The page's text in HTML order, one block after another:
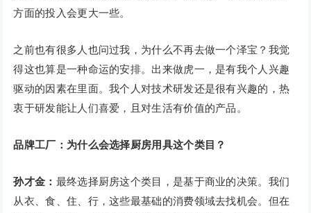
方面的投入会更大一些。
之前也有很多人也问过我，为什么不再去做一个泽宝？我觉
得这也算是一种命运的安排。出来做虎一，是有我个人兴趣
驱动的因素在里面。我个人对技术研发还是很有兴趣的，热
衷于研发能让人们喜爱，且对生活有价值的产品。
品牌工厂：为什么会选择厨房用具这个类目？
孙才金： 最终选择厨房这个类目，是基于商业的决策。我们
从衣、食、住、行，这些最基础的消费领域去找机会。但在